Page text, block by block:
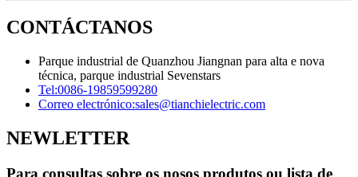
CONTÁCTANOS
Parque industrial de Quanzhou Jiangnan para alta e nova
técnica, parque industrial Sevenstars
Tel:0086-19859599280
Correo electrónico:sales@tianchielectric.com
NEWLETTER
Para consultas sobre os nosos produtos ou lista de